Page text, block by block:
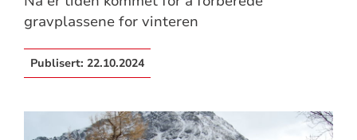
gravplassene for vinteren
Publisert: 22.10.2024